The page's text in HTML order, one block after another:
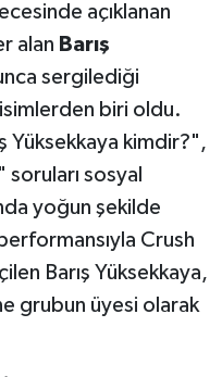
açıklanan
alan Barış
sergilediği
biri oldu.
Yüksekkaya kimdir?",
sosyal
yoğun şekilde
Crush
Barış Yüksekkaya,
grubun üyesi olarak